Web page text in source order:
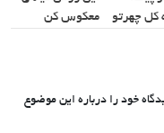
کل چهرتو
معکوس کن
خود را درباره این موضوع